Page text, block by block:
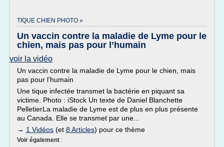
TIQUE CHIEN PHOTO »
Un vaccin contre la maladie de Lyme pour le
chien, mais pas pour l’humain
voir la vidéo
Un vaccin contre la maladie de Lyme pour le chien, mais
pas pour l’humain
Une tique infectée transmet la bactérie en piquant sa
victime. Photo : iStock Un texte de Daniel Blanchette
PelletierLa maladie de Lyme est de plus en plus présente
au Canada. Elle se transmet par une...
→ 1 Vidéos (et 8 Articles) pour ce thème
Voir également :